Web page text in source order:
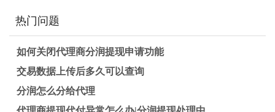
热门问题
如何关闭代理商分润提现申请功能
交易数据上传后多久可以查询
分润怎么分给代理